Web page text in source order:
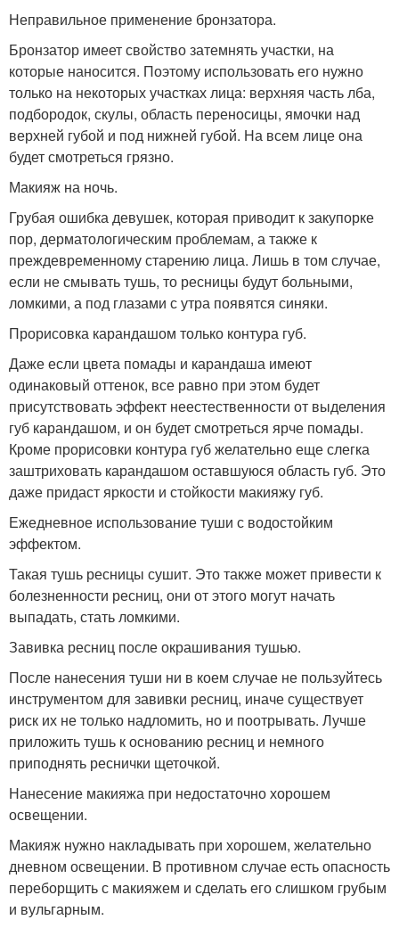
Неправильное применение бронзатора.
Бронзатор имеет свойство затемнять участки, на
которые наносится. Поэтому использовать его нужно
только на некоторых участках лица: верхняя часть лба,
подбородок, скулы, область переносицы, ямочки над
верхней губой и под нижней губой. На всем лице она
будет смотреться грязно.
Макияж на ночь.
Грубая ошибка девушек, которая приводит к закупорке
пор, дерматологическим проблемам, а также к
преждевременному старению лица. Лишь в том случае,
если не смывать тушь, то ресницы будут больными,
ломкими, а под глазами с утра появятся синяки.
Прорисовка карандашом только контура губ.
Даже если цвета помады и карандаша имеют
одинаковый оттенок, все равно при этом будет
присутствовать эффект неестественности от выделения
губ карандашом, и он будет смотреться ярче помады.
Кроме прорисовки контура губ желательно еще слегка
заштриховать карандашом оставшуюся область губ. Это
даже придаст яркости и стойкости макияжу губ.
Ежедневное использование туши с водостойким
эффектом.
Такая тушь ресницы сушит. Это также может привести к
болезненности ресниц, они от этого могут начать
выпадать, стать ломкими.
Завивка ресниц после окрашивания тушью.
После нанесения туши ни в коем случае не пользуйтесь
инструментом для завивки ресниц, иначе существует
риск их не только надломить, но и поотрывать. Лучше
приложить тушь к основанию ресниц и немного
приподнять реснички щеточкой.
Нанесение макияжа при недостаточно хорошем
освещении.
Макияж нужно накладывать при хорошем, желательно
дневном освещении. В противном случае есть опасность
переборщить с макияжем и сделать его слишком грубым
и вульгарным.